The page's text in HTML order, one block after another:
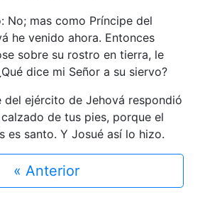
No; mas como Príncipe del
he venido ahora. Entonces
sobre su rostro en tierra, le
dice mi Señor a su siervo?
del ejército de Jehová respondió
de tus pies, porque el
es santo. Y Josué así lo hizo.
« Anterior